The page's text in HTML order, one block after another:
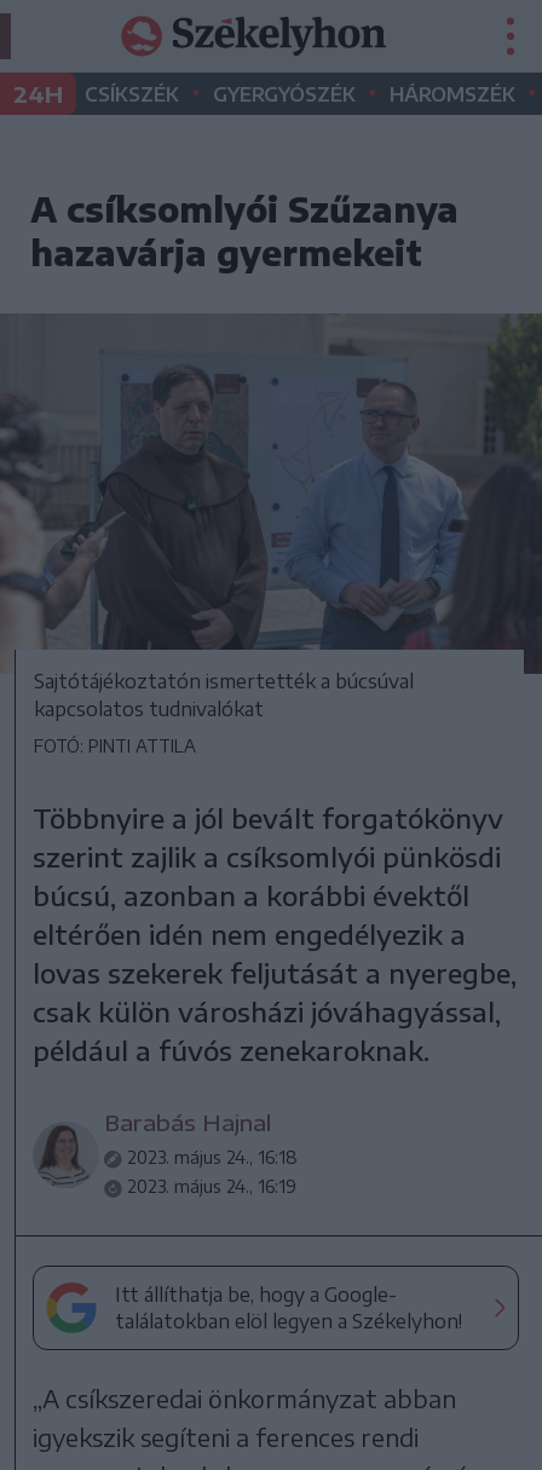
24H CSÍKSZÉK • GYERGYÓSZÉK • HÁROMSZÉK •
A csíksomlyói Szűzanya
hazavárja gyermekeit
Sajtótájékoztatón ismertették a búcsúval
kapcsolatos tudnivalókat
FOTÓ: PINTI ATTILA
Többnyire a jól bevált forgatókönyv
szerint zajlik a csíksomlyói pünkösdi
búcsú, azonban a korábbi évektől
eltérően idén nem engedélyezik a
lovas szekerek feljutását a nyeregbe,
csak külön városházi jóváhagyással,
például a fúvós zenekaroknak.
Barabás Hajnal
2023. május 24., 16:18
2023. május 24., 16:19
Itt állíthatja be, hogy a Google-
találatokban elöl legyen a Székelyhon!
„A csíkszeredai önkormányzat abban
igyekszik segíteni a ferences rendi